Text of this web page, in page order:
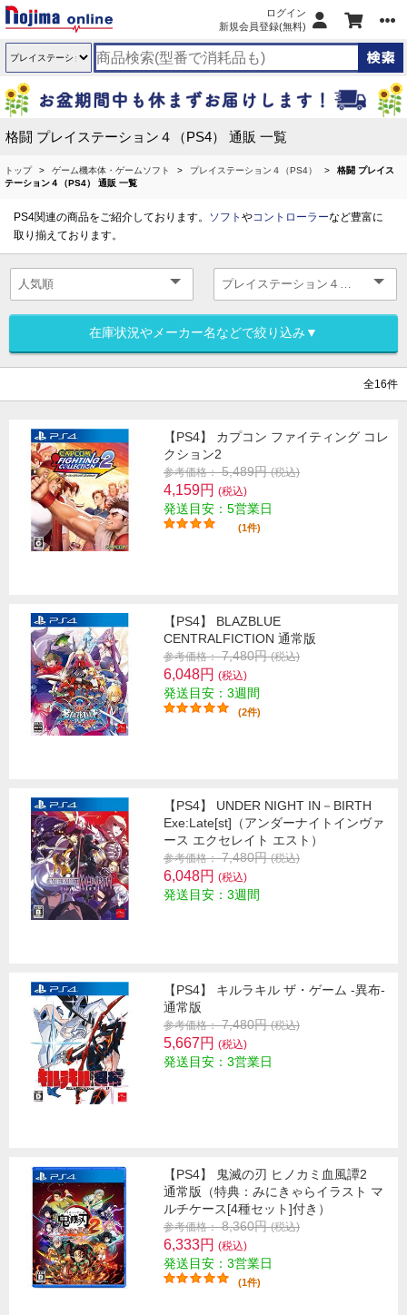
ログイン
新規会員登録(無料)
格闘 プレイステーション４（PS4） 通販 一覧
トップ ゲーム機本体・ゲームソフト プレイステーション４（PS4）
格闘 プレイス
テーション４（PS4） 通販 一覧
PS4関連の商品をご紹介しております。 ソフト やコントローラーなど豊富に
取り揃えております。
在庫状況やメーカー名などで絞り込み▼
全16件
【PS4】 カプコン ファイティング コレ
クション2
参考価格： 5,489円(税込)
4,159円 (税込)
発送目安：5営業日
(1件)
【PS4】 BLAZBLUE
CENTRALFICTION 通常版
参考価格： 7,480円(税込)
6,048円 (税込)
発送目安：3週間
(2件)
【PS4】 UNDER NIGHT IN－BIRTH
Exe:Late[st]（アンダーナイトインヴァ
ース エクセレイト エスト）
参考価格： 7,480円(税込)
6,048円 (税込)
発送目安：3週間
【PS4】 キルラキル ザ・ゲーム -異布-
通常版
参考価格： 7,480円(税込)
5,667円 (税込)
発送目安：3営業日
【PS4】 鬼滅の刃 ヒノカミ血風譚2
通常版（特典：みにきゃらイラスト マ
ルチケース[4種セット]付き）
参考価格： 8,360円(税込)
6,333円 (税込)
発送目安：3営業日
(1件)